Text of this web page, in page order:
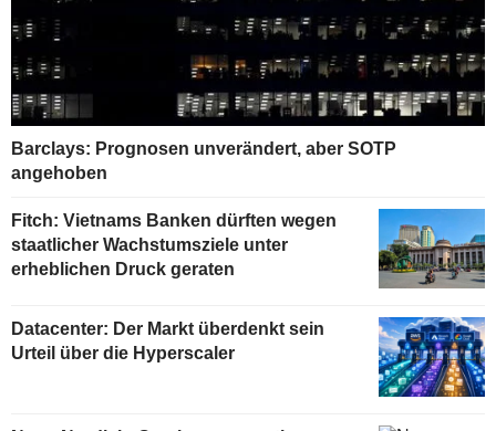
Barclays: Prognosen unverändert, aber SOTP
angehoben
Fitch: Vietnams Banken dürften wegen
staatlicher Wachstumsziele unter
erheblichen Druck geraten
Datacenter: Der Markt überdenkt sein
Urteil über die Hyperscaler